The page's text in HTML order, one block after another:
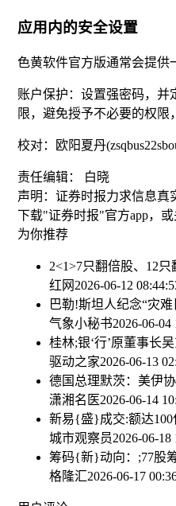
应用内的安全设置
色黄软件官方版通常会提供
账户保护：设置强密码，并
限，避免授予不必要的权限
校对：欧阳夏丹
责任编辑： 白晓
声明：证券时报力求信息真
下载"证券时报"官方app，
为你推荐
2<1>7只翻倍股、12
红网 2026-06-12
巴勒!斯坦人纪念“灾
气象小秘书2026-06-04
桂林;银‘行’原董事长
驱动之家2026-06-13
德国总理默茨：美伊
潇湘名医2026-06-14
新易{盛}成交:额达100
城市观察员2026-06-18
筹码{新}动向：;77股
格隆汇2026-06-17